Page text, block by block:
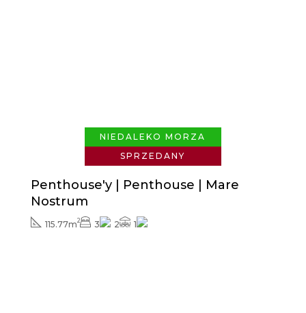
NIEDALEKO MORZA
SPRZEDANY
Penthouse'y | Penthouse | Mare
Nostrum
115.77m2 3 2 1